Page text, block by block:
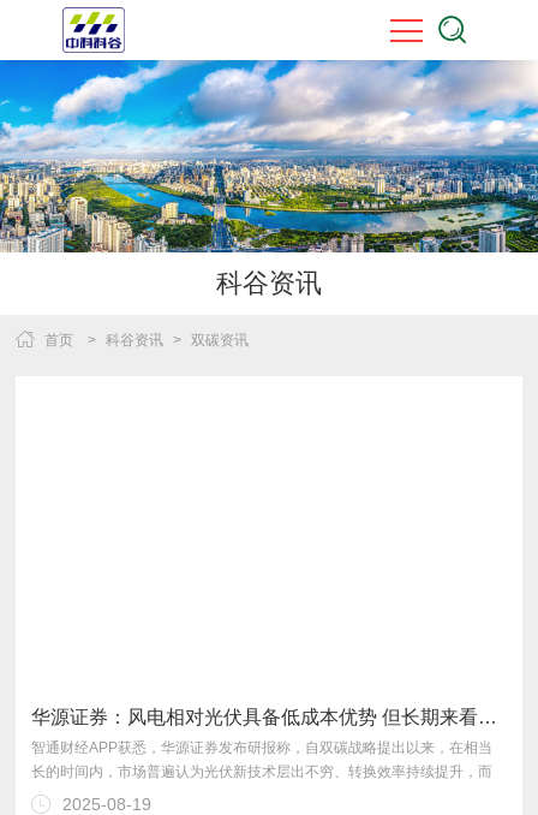
科谷资讯
首页 > 科谷资讯 > 双碳资讯
华源证券：风电相对光伏具备低成本优势 但长期来看光伏综合成本较低
2025-08-19